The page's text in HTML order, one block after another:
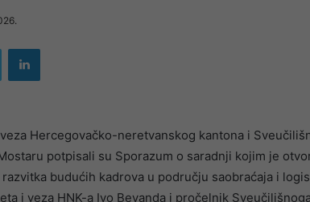
Twitter LinkedIn
Hercegovačko-neretvanskog kantona i
potpisali su Sporazum o saradnji kojim je
budućih kadrova u području saobraćaja i
i veza HNK-a Ivo Bevanda i pročelnik